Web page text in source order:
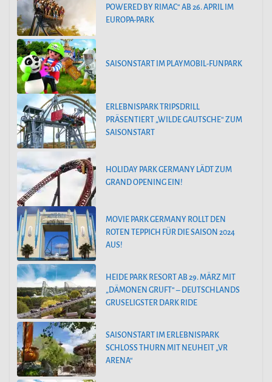
POWERED BY RIMAC“ AB 26. APRIL IM
EUROPA-PARK
SAISONSTART IM PLAYMOBIL-FUNPARK
ERLEBNISPARK TRIPSDRILL
PRÄSENTIERT „WILDE GAUTSCHE“ ZUM
SAISONSTART
HOLIDAY PARK GERMANY LÄDT ZUM
GRAND OPENING EIN!
MOVIE PARK GERMANY ROLLT DEN
ROTEN TEPPICH FÜR DIE SAISON 2024
AUS!
HEIDE PARK RESORT AB 29. MÄRZ MIT
„DÄMONEN GRUFT“ – DEUTSCHLANDS
GRUSELIGSTER DARK RIDE
SAISONSTART IM ERLEBNISPARK
SCHLOSS THURN MIT NEUHEIT „VR
ARENA“